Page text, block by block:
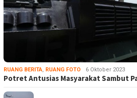
RUANG BERITA, RUANG FOTO 6 Oktober 2023
Potret Antusias Masyarakat Sambut